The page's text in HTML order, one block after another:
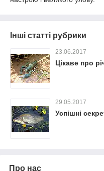
Інші статті рубрики
23.06.2017
Цікаве про
29.05.2017
Успішні
Про нас